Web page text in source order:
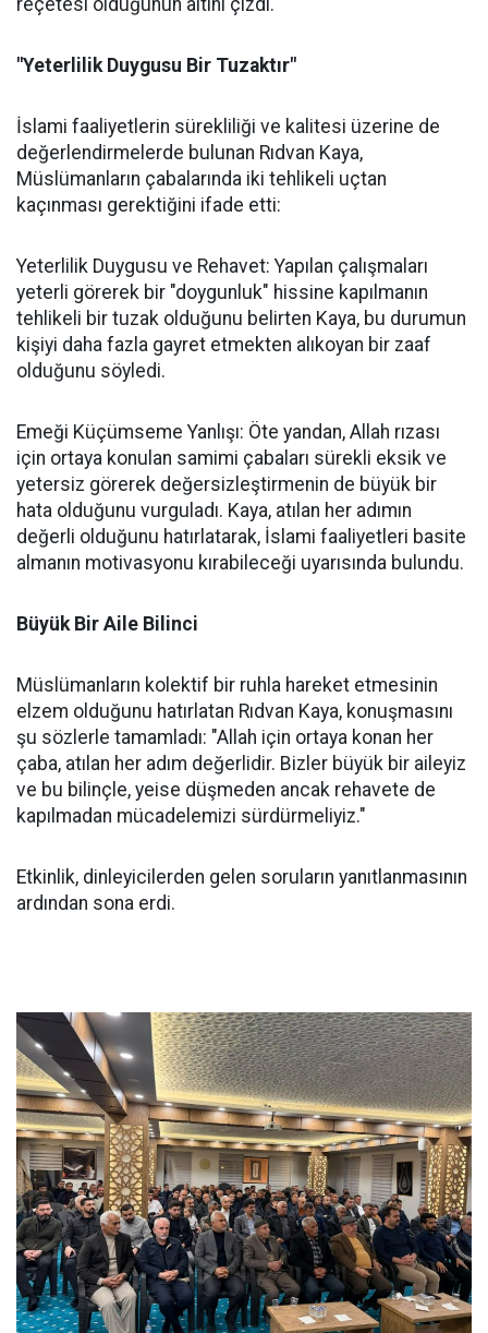
"Yeterlilik Duygusu Bir Tuzaktır"
İslami faaliyetlerin sürekliliği ve kalitesi üzerine de
değerlendirmelerde bulunan Rıdvan Kaya,
Müslümanların çabalarında iki tehlikeli uçtan
kaçınması gerektiğini ifade etti:
Yeterlilik Duygusu ve Rehavet: Yapılan çalışmaları
yeterli görerek bir "doygunluk" hissine kapılmanın
tehlikeli bir tuzak olduğunu belirten Kaya, bu durumun
kişiyi daha fazla gayret etmekten alıkoyan bir zaaf
olduğunu söyledi.
Emeği Küçümseme Yanlışı: Öte yandan, Allah rızası
için ortaya konulan samimi çabaları sürekli eksik ve
yetersiz görerek değersizleştirmenin de büyük bir
hata olduğunu vurguladı. Kaya, atılan her adımın
değerli olduğunu hatırlatarak, İslami faaliyetleri basite
almanın motivasyonu kırabileceği uyarısında bulundu.
Büyük Bir Aile Bilinci
Müslümanların kolektif bir ruhla hareket etmesinin
elzem olduğunu hatırlatan Rıdvan Kaya, konuşmasını
şu sözlerle tamamladı: "Allah için ortaya konan her
çaba, atılan her adım değerlidir. Bizler büyük bir aileyiz
ve bu bilinçle, yeise düşmeden ancak rehavete de
kapılmadan mücadelemizi sürdürmeliyiz."
Etkinlik, dinleyicilerden gelen soruların yanıtlanmasının
ardından sona erdi.